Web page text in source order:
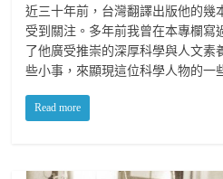
近三十年前，台灣翻譯出版他的幾
受到關注。多年前我曾在本專欄寫
了他廣受推崇的深厚科學與人文
些小事，來顯現這位科學人物的一
Read more